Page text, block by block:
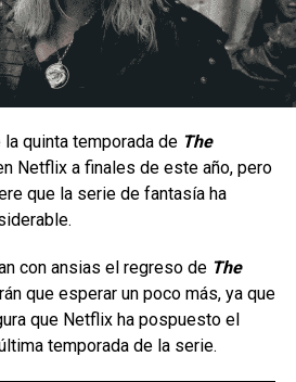
estilo de juego se enfoca en la
distancia, la hace un personaje
arriesgada ya que por lo mismo no
puesto que una combo fallido
corta para recuperarse antes de
aunque en manos
una presión constante
y capacidad para alternar
etapa totalmente nueva de
el icónico arqueólogo,
de las películas originales que
busca del arca perdida, los
Indy —incluido el improbable
buscan una nueva y
quinta temporada de The
Netflix a finales de este año, pero
que la serie de fantasía ha
con ansias el regreso de The
que esperar un poco más, ya que
que Netflix ha pospuesto el
temporada de la serie.